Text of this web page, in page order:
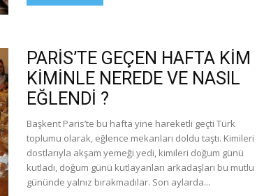
PARİS’TE GEÇEN HAFTA KİM
KİMİNLE NEREDE VE NASIL
EĞLENDİ ?
Başkent Paris’te bu hafta yine hareketli geçti Türk
toplumu olarak, eğlence mekanları doldu taştı. Kimileri
dostlarıyla akşam yemeği yedi, kimileri doğum günü
kutladı, doğum günü kutlayanları arkadaşları bu mutlu
gününde yalnız bırakmadılar. Son aylarda...